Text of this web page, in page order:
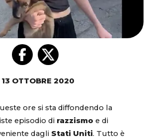
13 OTTOBRE 2020
ore si sta diffondendo la
episodio di razzismo e di
dagli Stati Uniti. Tutto è